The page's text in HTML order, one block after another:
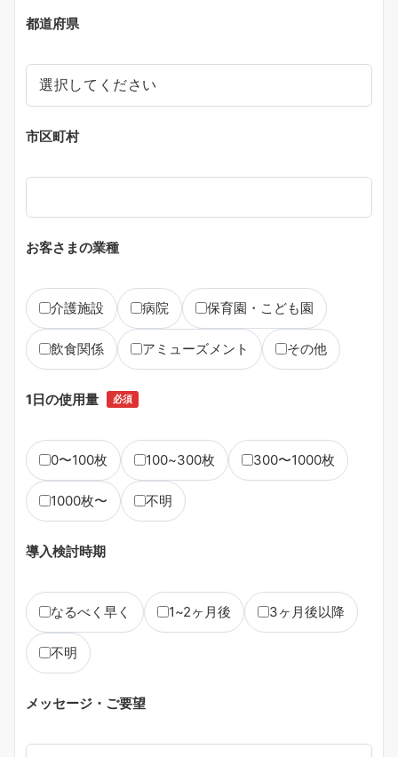
都道府県
市区町村
お客さまの業種
介護施設 病院 保育園・こども園
飲食関係 アミューズメント その他
1日の使用量 必須
0〜100枚 100~300枚 300〜1000枚
1000枚〜 不明
導入検討時期
なるべく早く 1~2ヶ月後 3ヶ月後以降
不明
メッセージ・ご要望